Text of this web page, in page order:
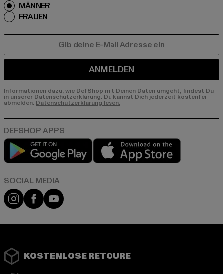
MÄNNER
FRAUEN
ANMELDEN
Informationen dazu, wie DefShop mit Deinen Daten umgeht, findest Du
in unserer Datenschutzerklärung. Du kannst Dich jederzeit kostenfei
abmelden. Datenschutzerklärung lesen.
Play market
Instagram
FacebookYouTube
KOSTENLOSE RETOURE